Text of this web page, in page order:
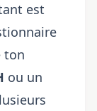
est
ton
ou un